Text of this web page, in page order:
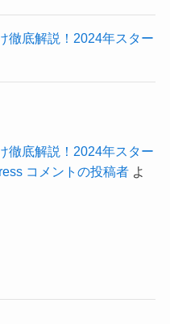
徹底解説！2024年スター
徹底解説！2024年スター
コメントの投稿者よ